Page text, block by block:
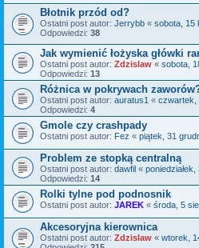
Błotnik przód od?
Ostatni post autor: Jerrybb « sobota, 15
Odpowiedzi: 38
Jak wymienić łożyska główki
Ostatni post autor: Zdzislaw « sobota,
Odpowiedzi: 13
Różnica w pokrywach
Ostatni post autor: auratus1 « czwartek,
Odpowiedzi: 4
Gmole czy crashpady
Ostatni post autor: Fez « piątek, 31
Problem ze stopką centralną
Ostatni post autor: dawfil «
Odpowiedzi: 14
Rolki tylne pod podnosnik
Ostatni post autor: JAREK « środa, 5
Akcesoryjna kierownica
Ostatni post autor: Zdzislaw « wtorek,